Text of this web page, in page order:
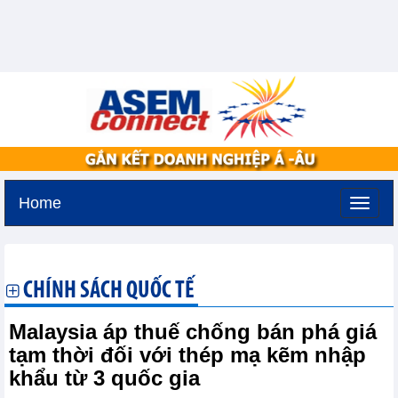
Home
CHÍNH SÁCH QUỐC TẾ
Malaysia áp thuế chống bán phá giá
tạm thời đối với thép mạ kẽm nhập
khẩu từ 3 quốc gia